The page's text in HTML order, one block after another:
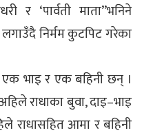
र ‘पार्वती माता’’भनिने
निर्मम कुटपिट गरेका
एक भाइ र एक बहिनी छन् ।
राधाका बुवा, दाइ–भाइ
राधासहित आमा र बहिनी